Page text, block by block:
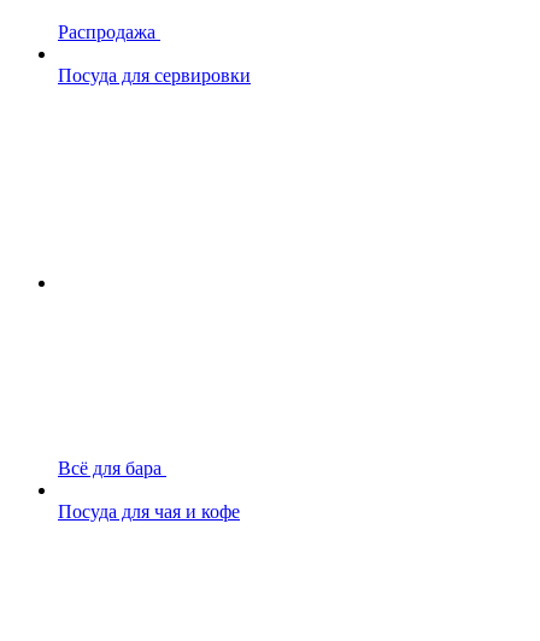
Распродажа
Посуда для сервировки
Всё для бара
Посуда для чая и кофе